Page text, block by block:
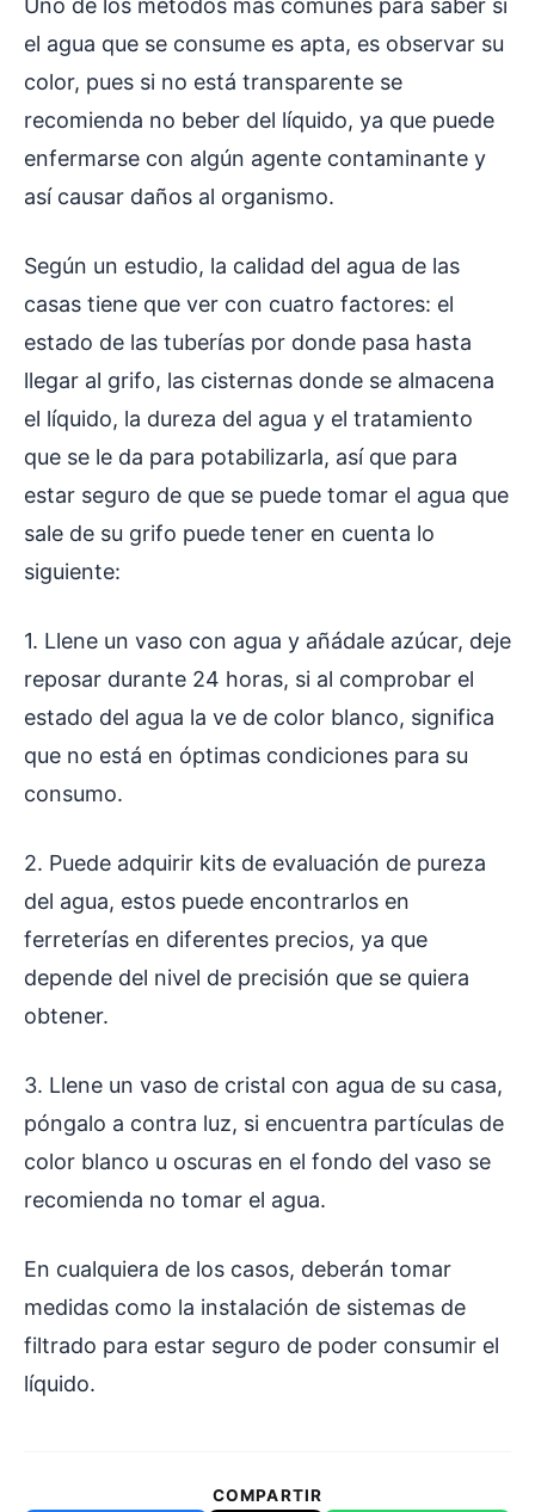
Uno de los métodos más comunes para saber si
el agua que se consume es apta, es observar su
color, pues si no está transparente se
recomienda no beber del líquido, ya que puede
enfermarse con algún agente contaminante y
así causar daños al organismo.
Según un estudio, la calidad del agua de las
casas tiene que ver con cuatro factores: el
estado de las tuberías por donde pasa hasta
llegar al grifo, las cisternas donde se almacena
el líquido, la dureza del agua y el tratamiento
que se le da para potabilizarla, así que para
estar seguro de que se puede tomar el agua que
sale de su grifo puede tener en cuenta lo
siguiente:
1. Llene un vaso con agua y añádale azúcar, deje
reposar durante 24 horas, si al comprobar el
estado del agua la ve de color blanco, significa
que no está en óptimas condiciones para su
consumo.
2. Puede adquirir kits de evaluación de pureza
del agua, estos puede encontrarlos en
ferreterías en diferentes precios, ya que
depende del nivel de precisión que se quiera
obtener.
3. Llene un vaso de cristal con agua de su casa,
póngalo a contra luz, si encuentra partículas de
color blanco u oscuras en el fondo del vaso se
recomienda no tomar el agua.
En cualquiera de los casos, deberán tomar
medidas como la instalación de sistemas de
filtrado para estar seguro de poder consumir el
líquido.
COMPARTIR